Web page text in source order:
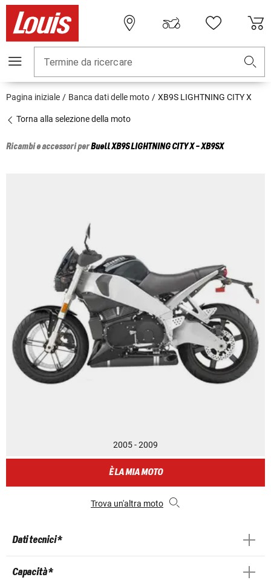
Termine da ricercare
Pagina iniziale Banca dati delle moto XB9S LIGHTNING CITY X
Torna alla selezione della moto
Ricambi e accessori perBuellXB9S LIGHTNING CITY X - XB9SX
2005 - 2009
È LA MIA MOTO
Trova un'altra moto
Dati tecnici *
Capacità *